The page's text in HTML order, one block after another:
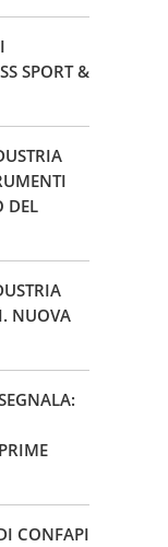
SPORT &
DEL
NUOVA
CONFAPI